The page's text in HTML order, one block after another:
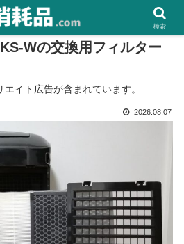
Wの交換用フィルター
イト広告が含まれています。
2026.08.07
検索